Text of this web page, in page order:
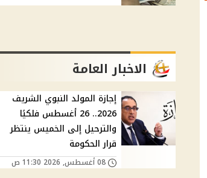
الاخبار العامة
إجازة المولد النبوي الشريف
2026.. 26 أغسطس فلكيًا
والترحيل إلى الخميس ينتظر
قرار الحكومة
08 أغسطس, 2026 11:30 ص